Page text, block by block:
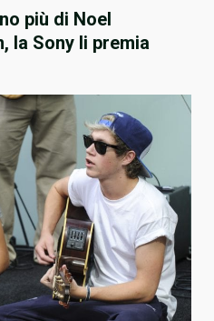
più di Noel
la Sony li premia